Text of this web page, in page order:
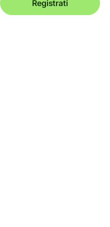
Registrati